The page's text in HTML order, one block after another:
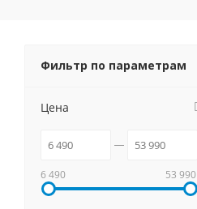
Фильтр по параметрам
Цена
6 490 53 990